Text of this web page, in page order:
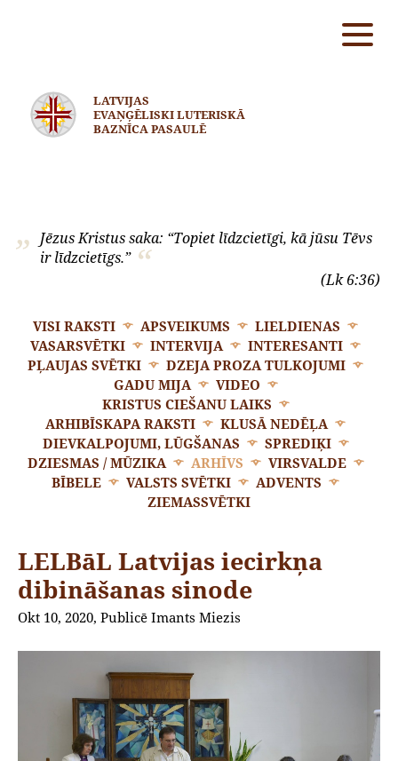
LATVIJAS
EVAŅĢĒLISKI LUTERISKĀ
BAZNĪCA PASAULĒ
Jēzus Kristus saka: “Topiet līdzcietīgi, kā jūsu Tēvs
ir līdzcietīgs.”
(Lk 6:36)
VISI RAKSTI APSVEIKUMS
LIELDIENAS
VASARSVĒTKI
INTERVIJA
INTERESANTI
PĻAUJAS SVĒTKI
DZEJA PROZA TULKOJUMI
GADU MIJA
VIDEO
KRISTUS CIEŠANU LAIKS
ARHIBĪSKAPA RAKSTI
KLUSĀ NEDĒĻA
DIEVKALPOJUMI, LŪGŠANAS
SPREDIĶI
DZIESMAS / MŪZIKA
ARHĪVS
VIRSVALDE
BĪBELE
VALSTS SVĒTKI
ADVENTS
ZIEMASSVĒTKI
LELBāL Latvijas iecirkņa
dibināšanas sinode
Okt 10, 2020, Publicē Imants Miezis